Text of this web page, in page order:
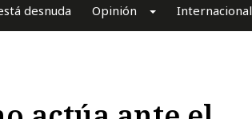
desnuda Opinión Internacional